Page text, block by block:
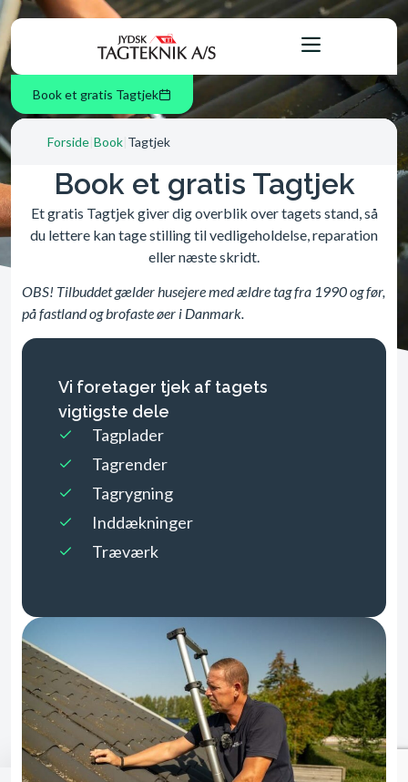
Book et gratis Tagtjek
Forside Book Tagtjek
Book et gratis Tagtjek
Et gratis Tagtjek giver dig overblik over tagets stand, så
du lettere kan tage stilling til vedligeholdelse, reparation
eller næste skridt.
OBS! Tilbuddet gælder husejere med ældre tag fra 1990 og før,
på fastland og brofaste øer i Danmark.
Vi foretager tjek af tagets
vigtigste dele
Tagplader
Tagrender
Tagrygning
Inddækninger
Træværk